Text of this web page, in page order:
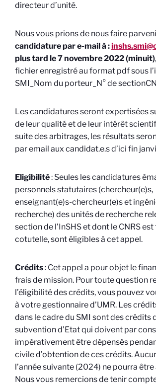
directeur d’unité.
Nous vous prions de nous faire
candidature par e-mail à :
plus tard le 7 novembre 2022 (minuit)
fichier enregistré au format pdf sous
SMI_Nom du porteur_N° de
Les candidatures seront expertisées
de leur qualité et de leur intérêt
suite des arbitrages, les résultats
par email aux candidat.e.s d’ici fin
Eligibilité: Seules les candidatures
personnels statutaires (chercheur(e)s,
enseignant(e)s-chercheur(e)s et
recherche) des unités de recherche
section de l’InSHS et dont le CNRS
cotutelle, sont éligibles à cet appel.
Crédits: Cet appel a pour objet le
frais de mission. Pour toute question
l’éligibilité des crédits, vous pouvez
à votre gestionnaire d’UMR. Les
dans le cadre du SMI sont des crédits
subvention d’Etat qui doivent par
impérativement être dépensés
civile d’obtention de ces crédits.
l’année suivante (2024) ne pourra
Nous vous remercions de tenir